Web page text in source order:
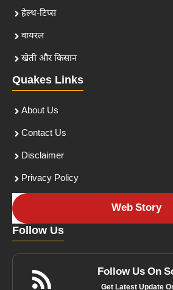
हेल्थ-टिप्स
वायरल
खेती और किसान
Quakes Links
About Us
Contact Us
Disclaimer
Privacy Policy
Web Story
Follow Us
Follow Us On
Get Latest Update